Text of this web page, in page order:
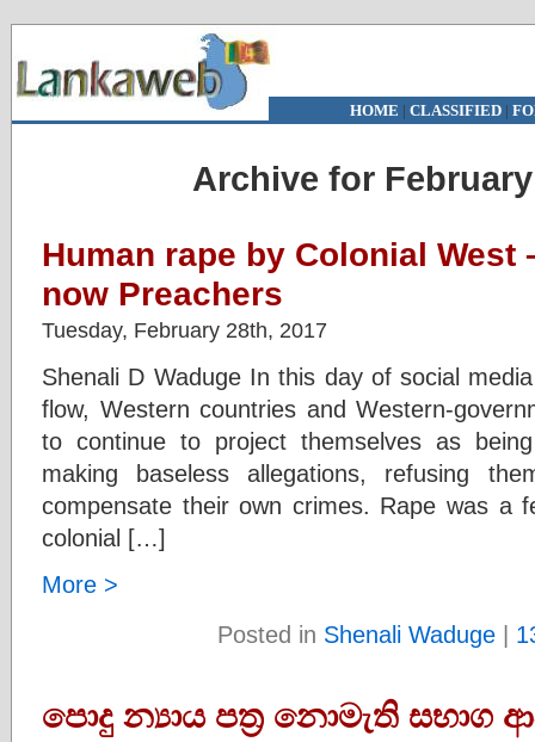
HOME | CLASSIFIED|
Archive for
Human rape by Colonial West
now Preachers
Tuesday, February 28th, 2017
Shenali D Waduge In this day of social
flow, Western countries and Western-
to continue to project themselves as
making baseless allegations, refusing
compensate their own crimes. Rape was a
colonial […]
More >
Posted in Shenali Waduge|
පොදු න්‍යාය පත්‍ර නොමැති සභාග